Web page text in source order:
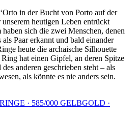
in der Bucht von Porto auf der
heutigen Leben entrückt
sich die zwei Menschen, denen
Paar erkannt und bald einander
heute die archaische Silhouette
Ring hat einen Gipfel, an deren Spitze
anderen geschrieben steht – als
als könnte es nie anders sein.
· 585/000 GELBGOLD ·